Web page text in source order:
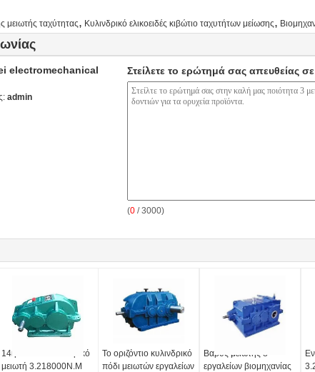
μειωτής ταχύτητας, Κυλινδρικό ελικοειδές κιβώτιο ταχυτήτων μείωσης,
electromechanical
admin
Στείλετε το ερώτημά σας απευθείας
(0 / 3000)
14rpm στον κυλινδρικό
μειωτή 3.218000N.M
Το οριζόντιο κυλινδρικό
πόδι μειωτών εργαλείων
Βαρύς μειωτής 8
εργαλείων βιομηχανίας